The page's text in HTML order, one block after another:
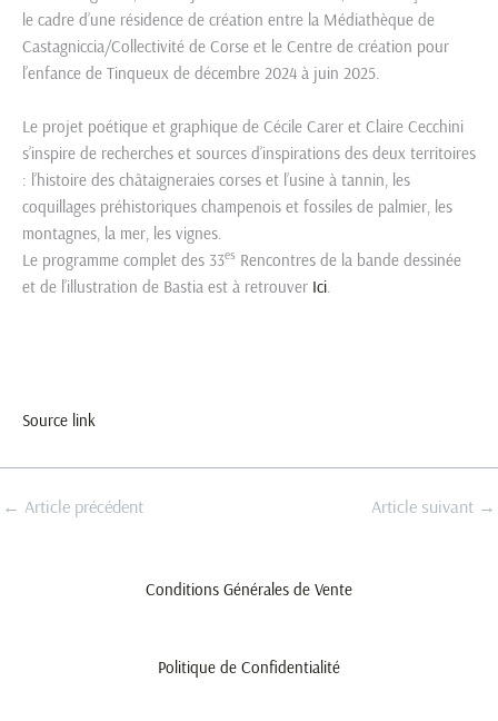
le cadre d’une résidence de création entre la Médiathèque de
Castagniccia/Collectivité de Corse et le Centre de création pour
l’enfance de Tinqueux de décembre 2024 à juin 2025.
Le projet poétique et graphique de Cécile Carer et Claire Cecchini
s’inspire de recherches et sources d’inspirations des deux territoires
: l’histoire des châtaigneraies corses et l’usine à tannin, les
coquillages préhistoriques champenois et fossiles de palmier, les
montagnes, la mer, les vignes.
Le programme complet des 33es Rencontres de la bande dessinée
et de l’illustration de Bastia est à retrouver Ici.
Source link
← Article précédent Article suivant →
Conditions Générales de Vente
Politique de Confidentialité